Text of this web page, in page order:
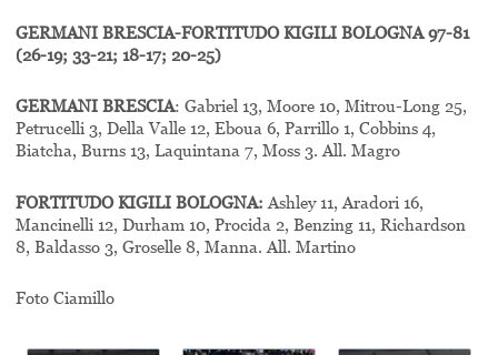
GERMANI BRESCIA-FORTITUDO KIGILI BOLOGNA 97-81
(26-19; 33-21; 18-17; 20-25)
GERMANI BRESCIA: Gabriel 13, Moore 10, Mitrou-Long 25,
Petrucelli 3, Della Valle 12, Eboua 6, Parrillo 1, Cobbins 4,
Biatcha, Burns 13, Laquintana 7, Moss 3. All. Magro
FORTITUDO KIGILI BOLOGNA:Ashley 11, Aradori 16,
Mancinelli 12, Durham 10, Procida 2, Benzing 11, Richardson
8, Baldasso 3, Groselle 8, Manna. All. Martino
Foto Ciamillo